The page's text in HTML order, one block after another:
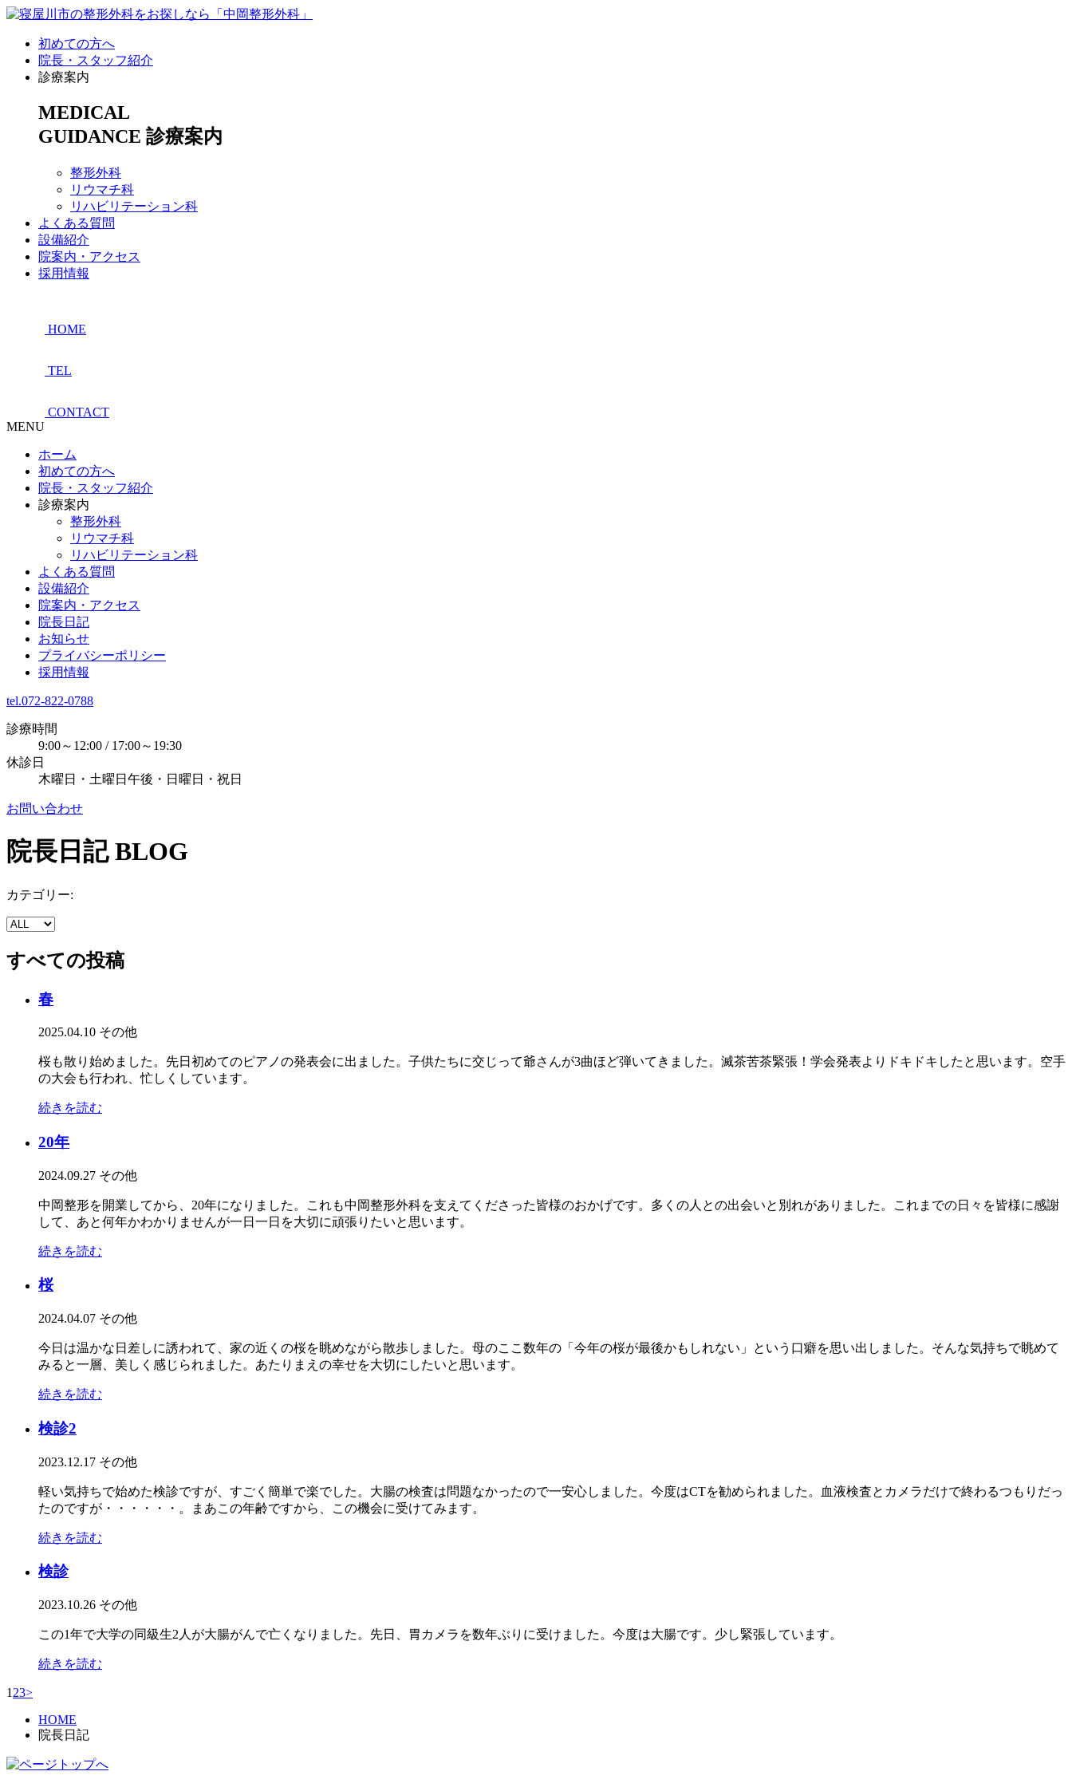
初めての方へ
院長・スタッフ紹介
診療案内
MEDICAL
GUIDANCE 診療案内
整形外科
リウマチ科
リハビリテーション科
よくある質問
設備紹介
院案内・アクセス
採用情報
HOME
TEL
CONTACT
MENU
ホーム
初めての方へ
院長・スタッフ紹介
診療案内
整形外科
リウマチ科
リハビリテーション科
よくある質問
設備紹介
院案内・アクセス
院長日記
お知らせ
プライバシーポリシー
採用情報
tel.072-822-0788
診療時間
9:00～12:00 / 17:00～19:30
休診日
木曜日・土曜日午後・日曜日・祝日
お問い合わせ
院長日記 BLOG
カテゴリー:
すべての投稿
春
2025.04.10 その他
桜も散り始めました。先日初めてのピアノの発表会に出ました。子供たちに交じって爺さんが3曲ほど弾いてきました。滅茶苦茶緊張！学会発表よりドキドキしたと思います。空手
の大会も行われ、忙しくしています。
続きを読む
20年
2024.09.27 その他
中岡整形を開業してから、20年になりました。これも中岡整形外科を支えてくださった皆様のおかげです。多くの人との出会いと別れがありました。これまでの日々を皆様に感謝
して、あと何年かわかりませんが一日一日を大切に頑張りたいと思います。
続きを読む
桜
2024.04.07 その他
今日は温かな日差しに誘われて、家の近くの桜を眺めながら散歩しました。母のここ数年の「今年の桜が最後かもしれない」という口癖を思い出しました。そんな気持ちで眺めて
みると一層、美しく感じられました。あたりまえの幸せを大切にしたいと思います。
続きを読む
検診2
2023.12.17 その他
軽い気持ちで始めた検診ですが、すごく簡単で楽でした。大腸の検査は問題なかったので一安心しました。今度はCTを勧められました。血液検査とカメラだけで終わるつもりだっ
たのですが・・・・・・。まあこの年齢ですから、この機会に受けてみます。
続きを読む
検診
2023.10.26 その他
この1年で大学の同級生2人が大腸がんで亡くなりました。先日、胃カメラを数年ぶりに受けました。今度は大腸です。少し緊張しています。
続きを読む
1 23>
HOME
院長日記